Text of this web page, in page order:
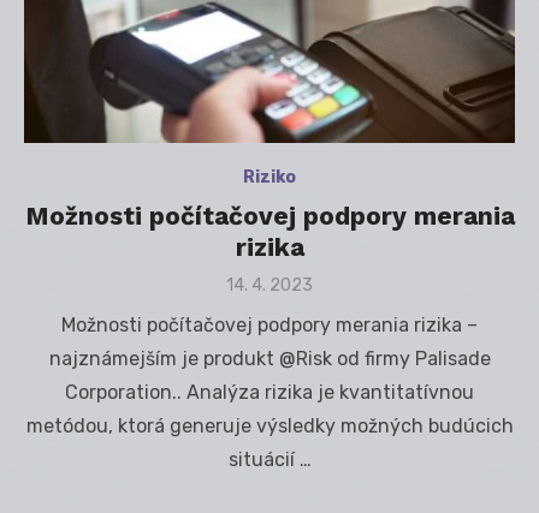
Riziko
Možnosti počítačovej podpory merania
rizika
Posted
14. 4. 2023
Možnosti počítačovej podpory merania rizika –
najznámejším je produkt @Risk od firmy Palisade
Corporation.. Analýza rizika je kvantitatívnou
metódou, ktorá generuje výsledky možných budúcich
situácií …